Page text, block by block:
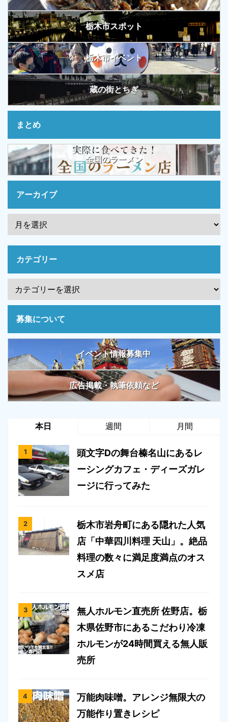
栃木市スポット
栃木市イベント
蔵の街とちぎ
まとめ
全国のラーメン
アーカイブ
カテゴリー
募集について
イベント情報募集中
広告掲載・執筆依頼など
本日 週間 月間
頭文字Dの舞台榛名山にあるレ
ーシングカフェ・ディーズガレ
ージに行ってみた
栃木市岩舟町にある隠れた人気
店「中華四川料理 天山」。絶品
料理の数々に満足度満点のオス
スメ店
無人ホルモン直売所 佐野店。栃
木県佐野市にあるこだわり冷凍
ホルモンが24時間買える無人販
売所
万能肉味噌。アレンジ無限大の
万能作り置きレシピ